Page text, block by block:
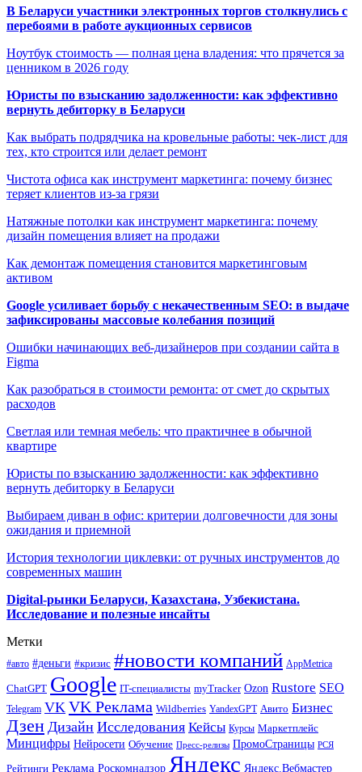
В Беларуси участники электронных торгов столкнулись с
перебоями в работе аукционных сервисов
Ноутбук стоимость — полная цена владения: что прячется за
ценником в 2026 году
Юристы по взысканию задолженности: как эффективно
вернуть дебиторку в Беларуси
Как выбрать подрядчика на кровельные работы: чек-лист для
тех, кто строится или делает ремонт
Чистота офиса как инструмент маркетинга: почему бизнес
теряет клиентов из-за грязи
Натяжные потолки как инструмент маркетинга: почему
дизайн помещения влияет на продажи
Как демонтаж помещения становится маркетинговым
активом
Google усиливает борьбу с некачественным SEO: в выдаче
зафиксированы массовые колебания позиций
Ошибки начинающих веб-дизайнеров при создании сайта в
Figma
Как разобраться в стоимости ремонта: от смет до скрытых
расходов
Светлая или темная мебель: что практичнее в обычной
квартире
Юристы по взысканию задолженности: как эффективно
вернуть дебиторку в Беларуси
Выбираем диван в офис: критерии долговечности для зоны
ожидания и приемной
История технологии циклевки: от ручных инструментов до
современных машин
Digital-рынки Беларуси, Казахстана, Узбекистана.
Исследование и полезные инсайты
Метки
#авто #деньги #кризис #новости компаний AppMetrica
ChatGPT Google IT-специалисты myTracker Ozon Rustore SEO
Telegram VK VK Реклама Wildberries YandexGPT Авито Бизнес
Дзен Дизайн Исследования Кейсы Курсы Маркетплейс
Минцифры Нейросети Обучение Пресс-релизы ПромоСтраницы РСЯ
Рейтинги Реклама Роскомнадзор Яндекс Яндекс.Вебмастер